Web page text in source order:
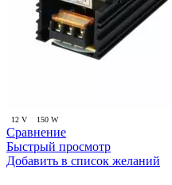
12 V 150 W
Сравнение
Быстрый просмотр
Добавить в список желаний